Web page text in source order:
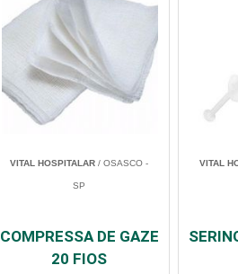
VITAL HOSPITALAR / OSASCO -
SP
COMPRESSA DE GAZE
20 FIOS
VITAL